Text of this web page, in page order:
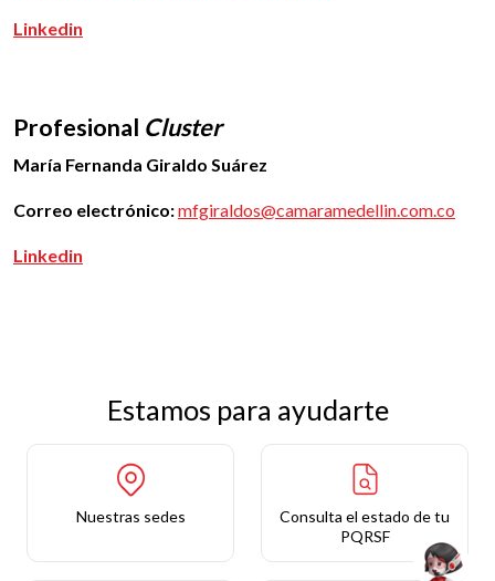
Linkedin
Profesional Cluster
María Fernanda Giraldo Suárez
Correo electrónico:mfgiraldos@camaramedellin.com.co
Linkedin
Estamos para ayudarte
Nuestras sedes
Consulta el estado de tu
PQRSF